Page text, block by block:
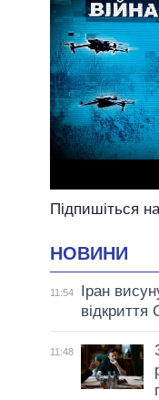
Підпишіться
НОВИНИ
11:54
Іран
відкриття
11:48